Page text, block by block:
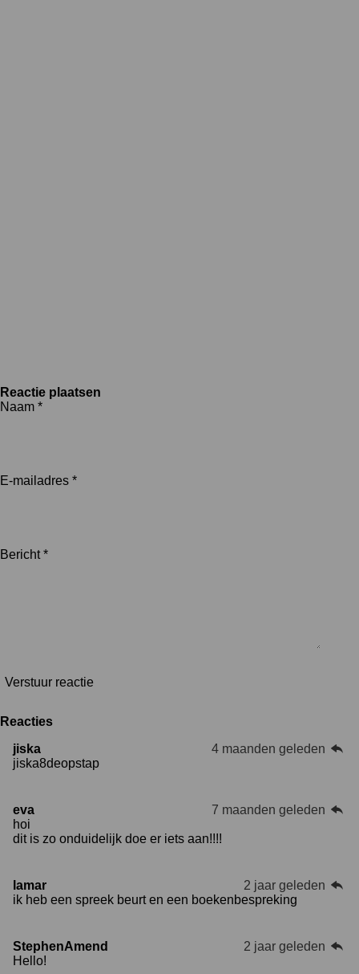
Reactie plaatsen
Naam *
E-mailadres *
Bericht *
Verstuur reactie
Reacties
jiska
4 maanden geleden
jiska8deopstap
eva
7 maanden geleden
hoi
dit is zo onduidelijk doe er iets aan!!!!
lamar
2 jaar geleden
ik heb een spreek beurt en een boekenbespreking
StephenAmend
2 jaar geleden
Hello!